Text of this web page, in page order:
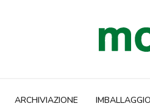
ARCHIVIAZIONE IMBALLAGGIO